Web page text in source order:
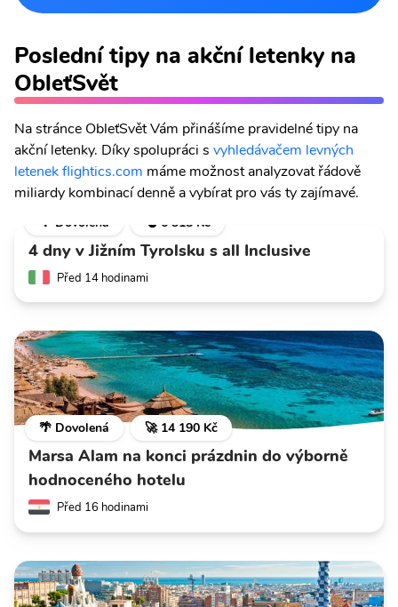
Poslední tipy na akční letenky na
ObleťSvět
Na stránce ObleťSvět Vám přinášíme pravidelné tipy na
akční letenky. Díky spolupráci s vyhledávačem levných
letenek flightics.com máme možnost analyzovat řádově
miliardy kombinací denně a vybírat pro vás ty zajímavé.
🌴 Dovolená 💣 6 318 Kč
4 dny v Jižním Tyrolsku s all Inclusive
Před 14 hodinami
🌴 Dovolená 🚀 14 190 Kč
Marsa Alam na konci prázdnin do výborně
hodnoceného hotelu
Před 16 hodinami